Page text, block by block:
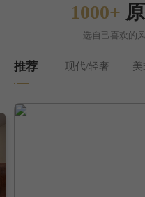
1000+
选自己喜欢的
推荐 现代/轻奢